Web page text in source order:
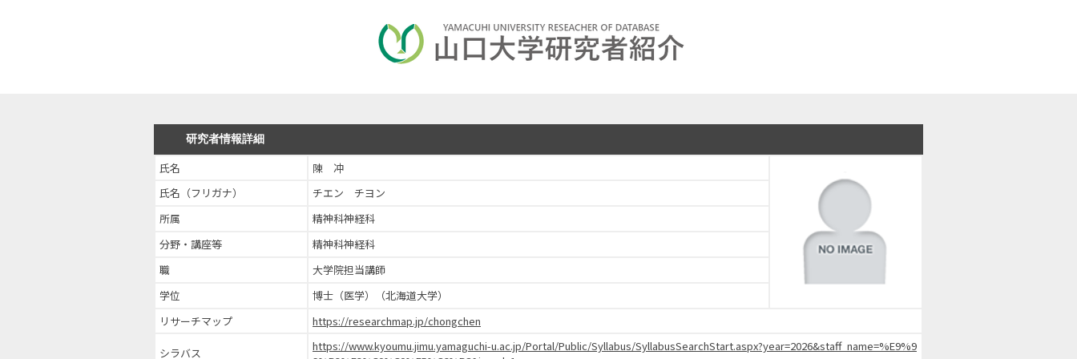
研究者情報詳細
氏名
陳 冲
氏名（フリガナ）
チエン チヨン
所属
精神科神経科
分野・講座等
精神科神経科
職
大学院担当講師
学位
博士（医学）（北海道大学）
リサーチマップ
https://researchmap.jp/chongchen
シラバス
https://www.kyoumu.jimu.yamaguchi-u.ac.jp/Portal/Public/Syllabus/SyllabusSearchStart.aspx?year=2026&staff_name=%E9%9